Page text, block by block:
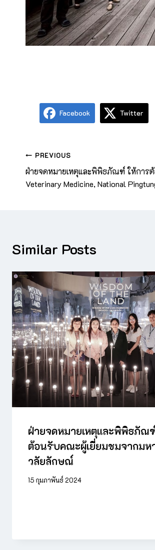
Facebook Twitter
PREVIOUS
ฝ่ายจดหมายเหตุและพิพิธภัณฑ์ ให้การ
Veterinary Medicine, National
Similar Posts
ฝ่ายจดหมายเหตุและพิพิธภัณ
ต้อนรับคณะผู้เยี่ยมชมจากมห
วลัยลักษณ์
15 กุมภาพันธ์ 2024